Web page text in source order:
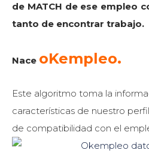
de MATCH de ese empleo
tanto de encontrar trabajo.
Nace oKempleo.
Este algoritmo toma la
características de nuestro
de compatibilidad con el